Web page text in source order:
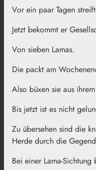
Vor ein paar Tagen
Jetzt bekommt er
Von sieben Lamas.
Die packt am
Also büxen sie aus
Bis jetzt ist es nicht
Zu übersehen sind die
Herde durch die
Bei einer Lama-